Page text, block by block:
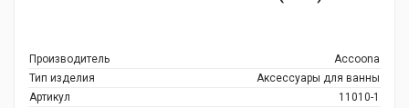
Производитель
Accoona
Тип изделия
Аксессуары для ванны
Артикул
11010-1